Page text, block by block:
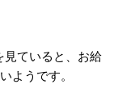
見ていると、お給
ようです。